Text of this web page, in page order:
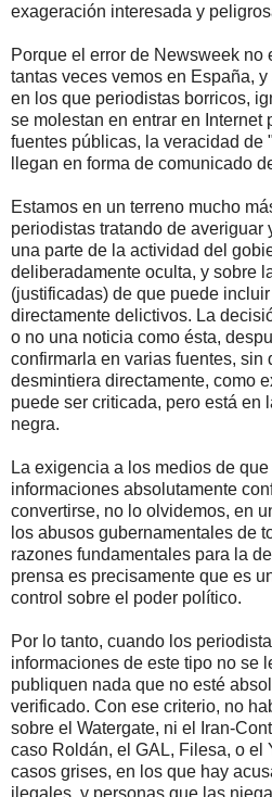
exageración interesada y
Porque el error de Newsweek no
tantas veces vemos en España,
en los que periodistas borricos,
se molestan en entrar en Internet
fuentes públicas, la veracidad de
llegan en forma de comunicado
Estamos en un terreno mucho
periodistas tratando de averiguar
una parte de la actividad del
deliberadamente oculta, y sobre
(justificadas) de que puede
directamente delictivos. La
o no una noticia como ésta,
confirmarla en varias fuentes, sin
desmintiera directamente, como
puede ser criticada, pero está en
negra.
La exigencia a los medios de
informaciones absolutamente
convertirse, no lo olvidemos, en
los abusos gubernamentales de
razones fundamentales para la
prensa es precisamente que es
control sobre el poder político.
Por lo tanto, cuando los
informaciones de este tipo no se
publiquen nada que no esté
verificado. Con ese criterio, no
sobre el Watergate, ni el Iran-
caso Roldán, el GAL, Filesa, o el
casos grises, en los que hay
ilegales, y personas que las